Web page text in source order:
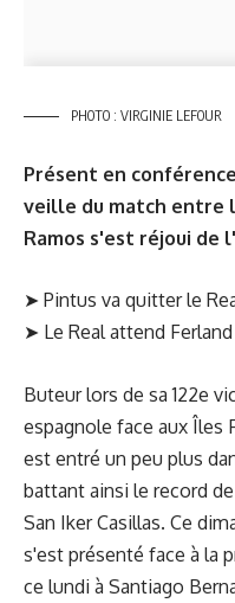
PHOTO : VIRGINIE LEFOUR
Présent en
veille du match entre
Ramos s'est réjoui de
➤ Pintus va quitter le
➤ Le Real attend
Buteur lors de sa 122e
espagnole face aux Îles
est entré un peu plus
battant ainsi le record
San Iker Casillas. Ce
s'est présenté face à la
ce lundi à Santiago